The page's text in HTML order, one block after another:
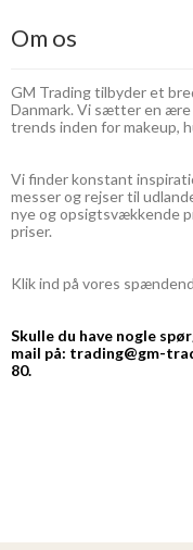
Om os
GM Trading tilbyder et
Danmark. Vi sætter en
trends inden for makeup,
Vi finder konstant
messer og rejser til
nye og opsigtsvækkende
priser.
Klik ind på vores
Skulle du have nogle
mail på: trading@gm-
80.